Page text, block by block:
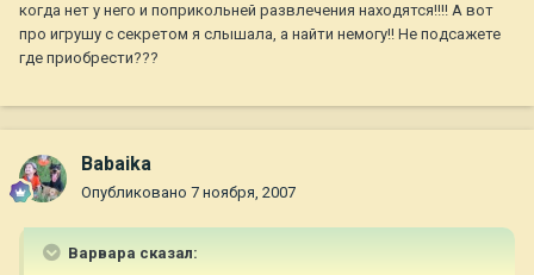
когда нет у него и поприкольней развлечения находятся!!!! А вот
про игрушу с секретом я слышала, а найти немогу!! Не подсажете
где приобрести???
Babaika
Опубликовано 7 ноября, 2007
Варвара сказал: